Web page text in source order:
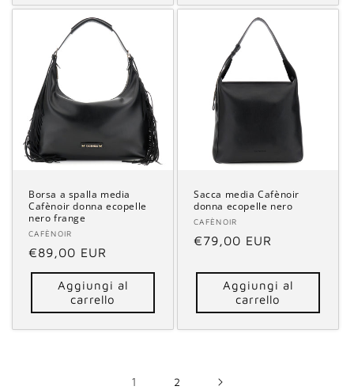
Borsa a spalla media
Cafènoir donna ecopelle
nero frange
Fornitore:
CAFÈNOIR
Prezzo
di
listino
€89,00 EUR
Aggiungi al
carrello
Sacca media Cafènoir
donna ecopelle nero
Fornitore:
CAFÈNOIR
Prezzo
listino
€79,00 EUR
Aggiungi al
carrello
1 2